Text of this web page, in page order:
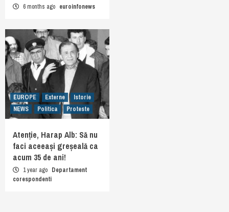
6 months ago euroinfonews
EUROPE Externe
Istorie
NEWS
Politica Proteste
Atenție, Harap Alb: Să nu
faci aceeași greșeală ca
acum 35 de ani!
1 year ago Departament
corespondenti